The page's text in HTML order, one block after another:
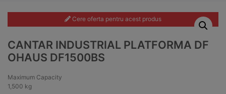
Cere oferta pentru acest produs
CANTAR INDUSTRIAL PLATFORMA DF
OHAUS DF1500BS
Maximum Capacity
1,500 kg